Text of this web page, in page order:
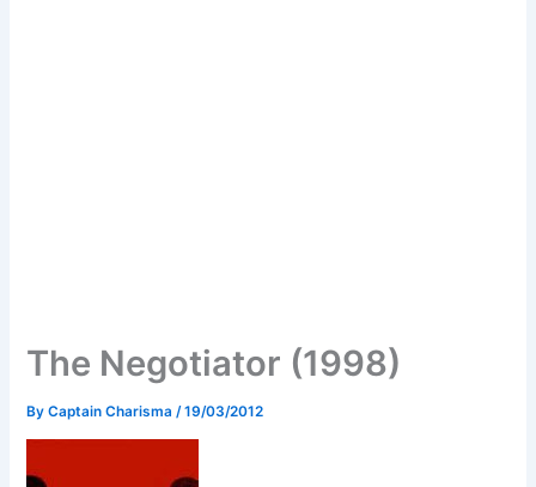
The Negotiator (1998)
ByCaptain Charisma /19/03/2012